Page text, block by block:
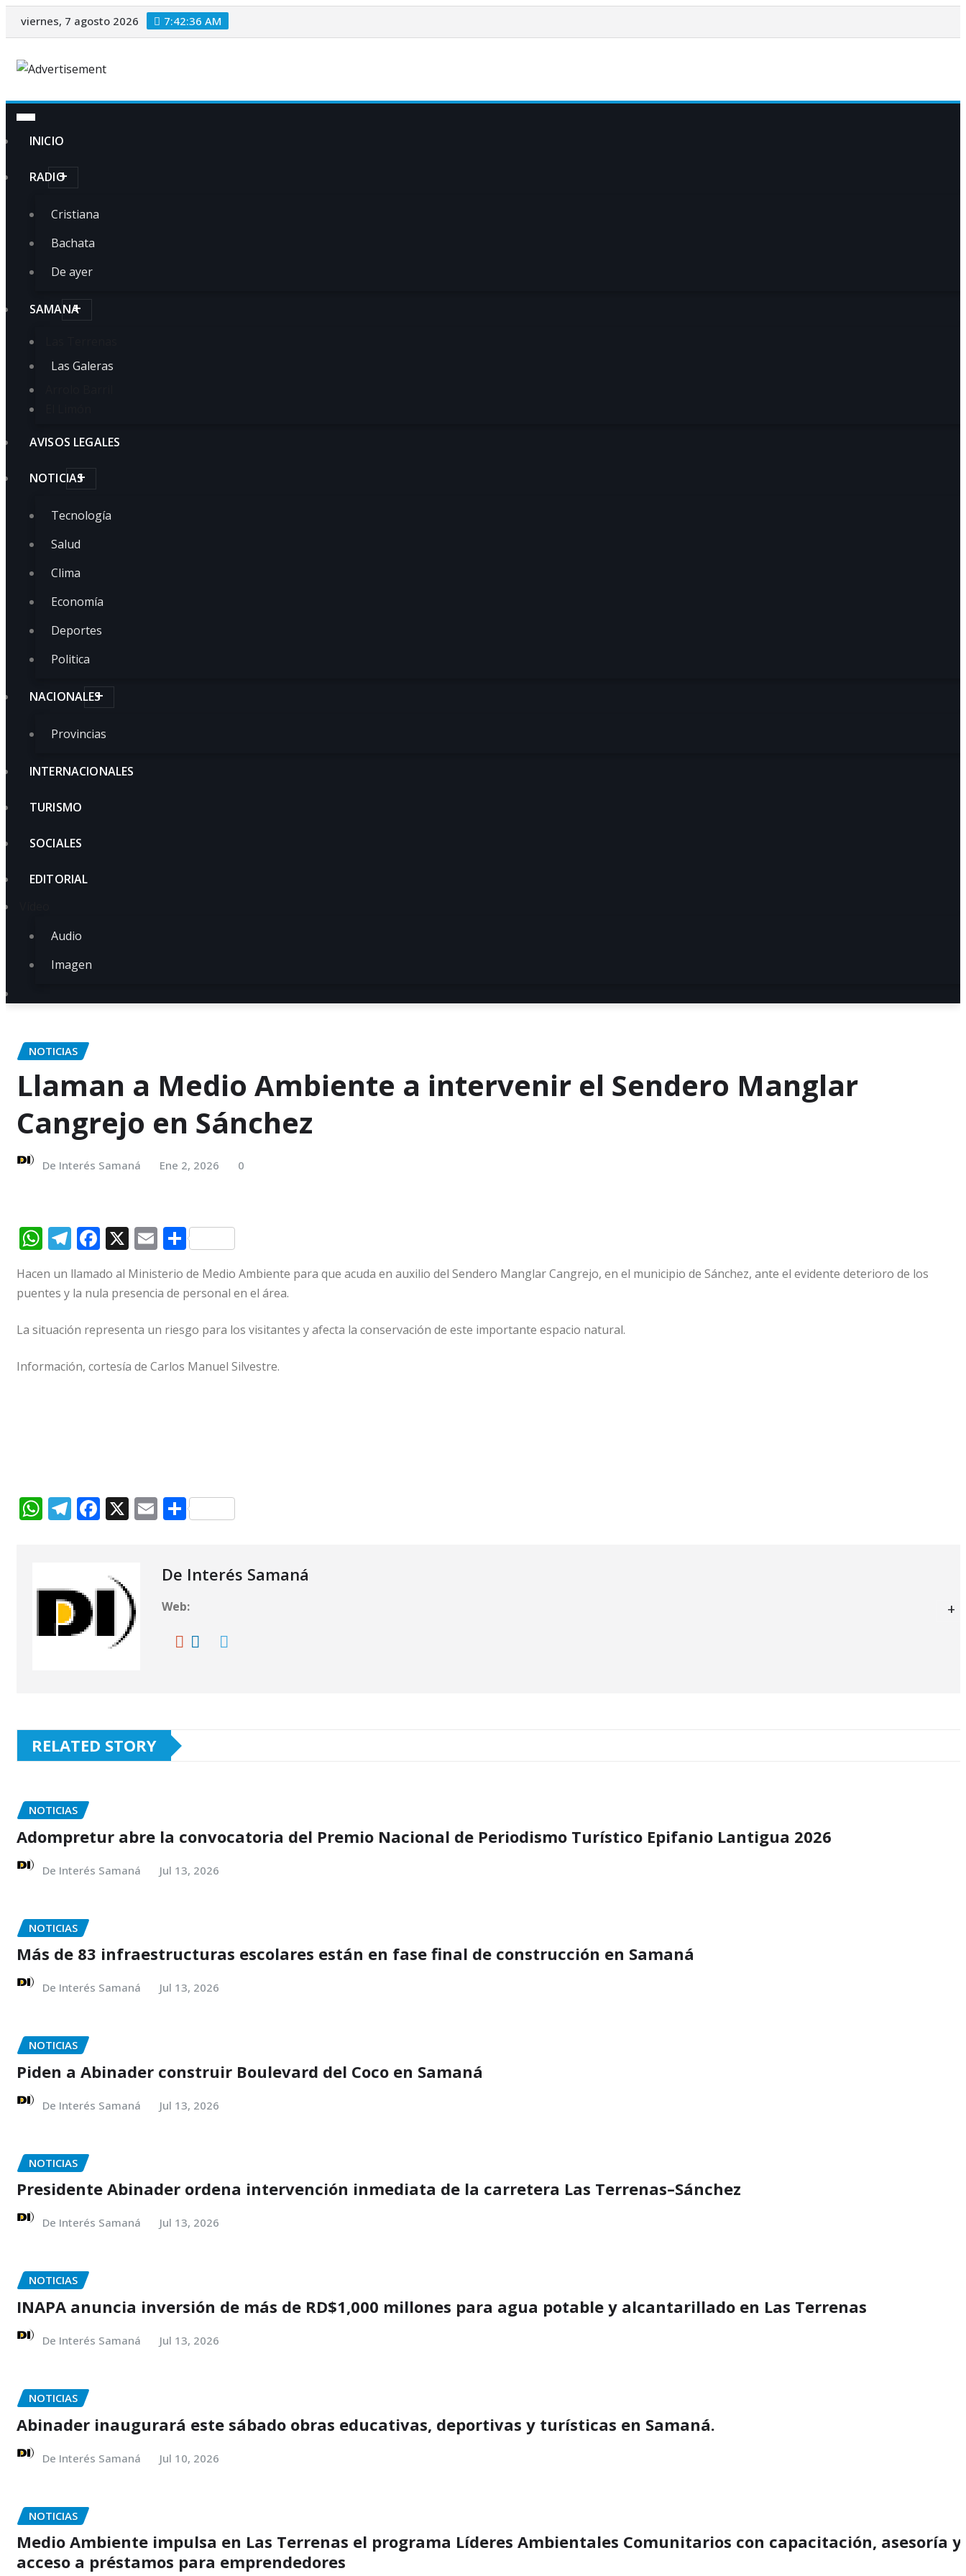
Saltar
al
viernes, 7 agosto 2026 7:42:37 AM
INICIO
RADIO
Cristiana
Bachata
De ayer
SAMANA
Las Galeras
AVISOS LEGALES
NOTICIAS
Tecnología
Salud
Clima
Economía
Deportes
Politica
NACIONALES
Provincias
INTERNACIONALES
TURISMO
SOCIALES
EDITORIAL
Audio
Imagen
NOTICIAS
Llaman a Medio Ambiente a intervenir el Sendero Manglar
Cangrejo en Sánchez
De Interés Samaná Ene 2, 2026 0
W
at
s
A
p
T
el
e
g
ra
F
a
c
e
b
o
X E
m
ai
l
C
o
m
p
ar
r
Hacen un llamado al Ministerio de Medio Ambiente para que acuda en auxilio del Sendero Manglar Cangrejo, en el municipio de Sánchez, ante el evidente deterioro de los
puentes y la nula presencia de personal en el área.
La situación representa un riesgo para los visitantes y afecta la conservación de este importante espacio natural.
Información, cortesía de Carlos Manuel Silvestre.
W
A
p
p
T
ra
m
F
e
b
o
X E
l
C
p
ar
r
De Interés Samaná
Web:
RELATED STORY
NOTICIAS
Adompretur abre la convocatoria del Premio Nacional de Periodismo Turístico Epifanio Lantigua 2026
De Interés Samaná Jul 13, 2026
NOTICIAS
Más de 83 infraestructuras escolares están en fase final de construcción en Samaná
De Interés Samaná Jul 13, 2026
NOTICIAS
Piden a Abinader construir Boulevard del Coco en Samaná
De Interés Samaná Jul 13, 2026
NOTICIAS
Presidente Abinader ordena intervención inmediata de la carretera Las Terrenas–Sánchez
De Interés Samaná Jul 13, 2026
NOTICIAS
INAPA anuncia inversión de más de RD$1,000 millones para agua potable y alcantarillado en Las Terrenas
De Interés Samaná Jul 13, 2026
NOTICIAS
Abinader inaugurará este sábado obras educativas, deportivas y turísticas en Samaná.
De Interés Samaná Jul 10, 2026
NOTICIAS
Medio Ambiente impulsa en Las Terrenas el programa Líderes Ambientales Comunitarios con capacitación, asesoría y
acceso a préstamos para emprendedores